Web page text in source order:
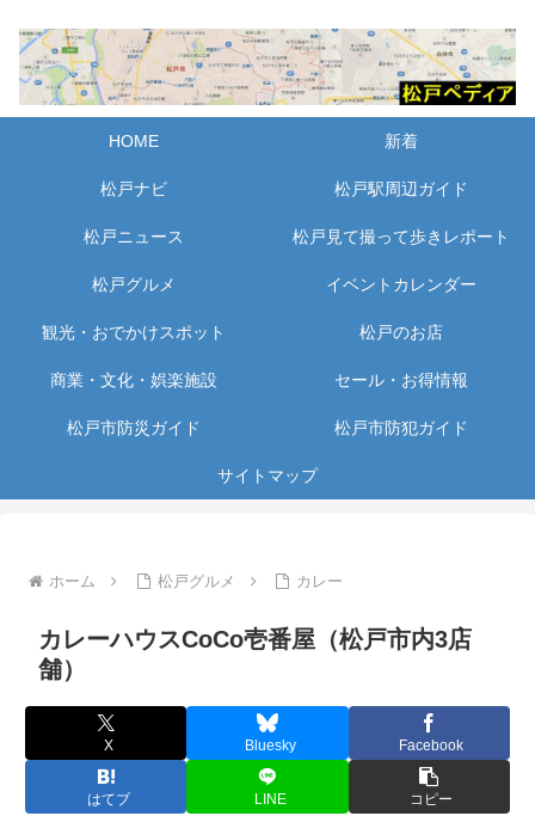
HOME 新着
松戸ナビ 松戸駅周辺ガイド
松戸ニュース 松戸見て撮って歩きレポート
松戸グルメ イベントカレンダー
観光・おでかけスポット 松戸のお店
商業・文化・娯楽施設 セール・お得情報
松戸市防災ガイド 松戸市防犯ガイド
サイトマップ
ホーム 松戸グルメ カレー
カレーハウスCoCo壱番屋（松戸市内3店
舗）
X Bluesky Facebook
はてブ LINE コピー